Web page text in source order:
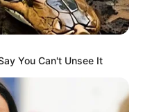
You Can't Unsee It